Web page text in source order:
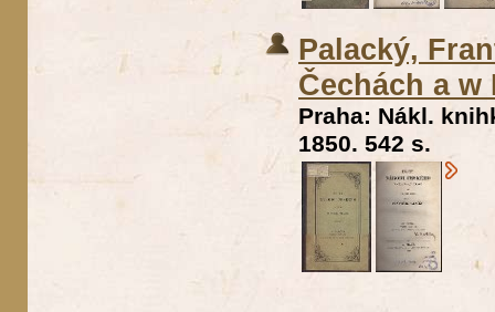
Palacký,
Čechách a w
Praha: Nákl.
1850. 542 s.